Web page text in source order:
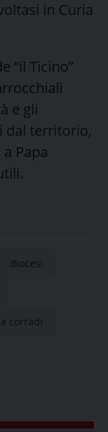
in Curia
“il Ticino”
e gli
dal territorio,
Papa
diocesi
corradi